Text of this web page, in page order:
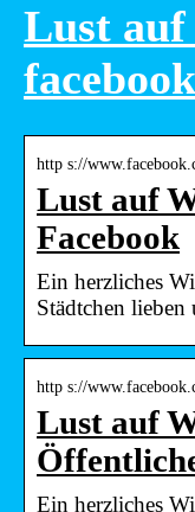
Lust auf
facebook
http s://
Lust auf
Facebook
Ein herzliches
Städtchen
http s://
Lust auf
Ein herzliches